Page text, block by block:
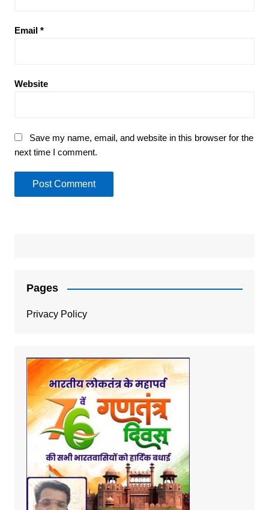
Email *
Website
Save my name, email, and website in this browser for the
next time I comment.
Pages
Privacy Policy